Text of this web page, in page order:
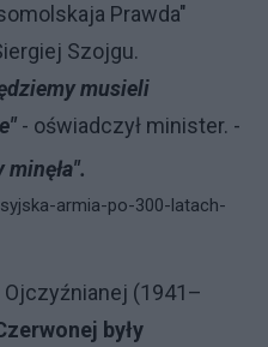
Prawda"
Szojgu.
musieli
- oświadczył minister. -
armia-po-300-latach-
(1941–
były